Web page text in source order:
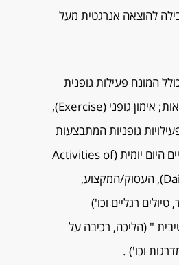
להוצאה אנרגטית מעל
המונח פעילות גופנית
את הפעילויות הבאות; אימון גופני (Exercise),
גופניות המתבצעות
כחלק משגרת החיים היום יומית (Activities of
Daily Living – ADL), העסוק/המקצוע,
טיולים רגליים וכו')
" (הליכה, רכיבה על
וכו') .